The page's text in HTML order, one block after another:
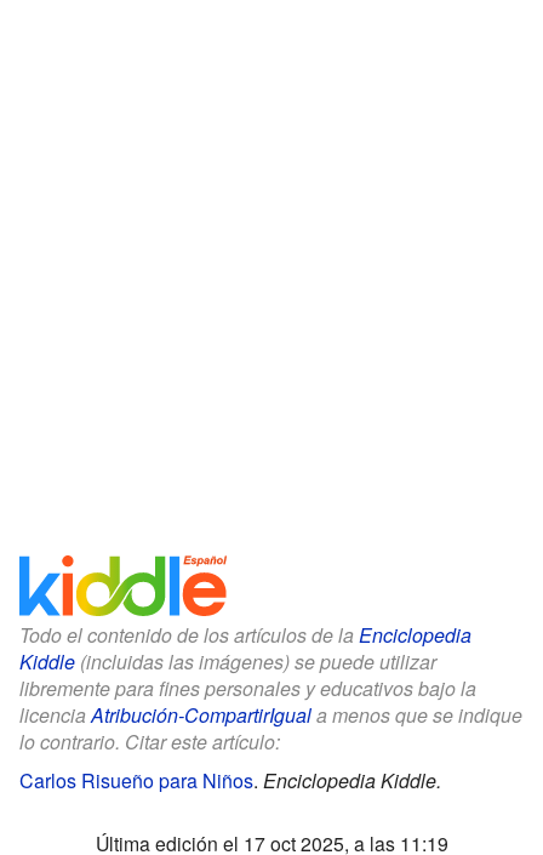
Todo el contenido de los artículos de la Enciclopedia
Kiddle (incluidas las imágenes) se puede utilizar
libremente para fines personales y educativos bajo la
licenciaAtribución-CompartirIguala menos que se indique
lo contrario. Citar este artículo:
Carlos Risueño para Niños. Enciclopedia Kiddle.
Última edición el 17 oct 2025, a las 11:19